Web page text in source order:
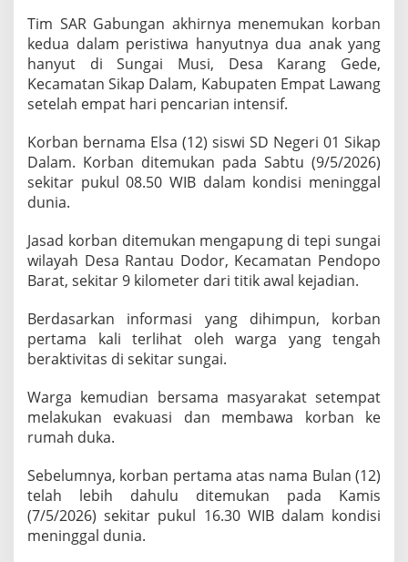
M
u
i
D
i
e
m
u
k
p
d
a
a
r
i
K
e
m
t
P
e
n
Tim SAR Gabungan akhirnya menemukan korban
kedua dalam peristiwa hanyutnya dua anak yang
hanyut di Sungai Musi, Desa Karang Gede,
Kecamatan Sikap Dalam, Kabupaten Empat Lawang
setelah empat hari pencarian intensif.
Korban bernama Elsa (12) siswi SD Negeri 01 Sikap
Dalam. Korban ditemukan pada Sabtu (9/5/2026)
sekitar pukul 08.50 WIB dalam kondisi meninggal
dunia.
Jasad korban ditemukan mengapung di tepi sungai
wilayah Desa Rantau Dodor, Kecamatan Pendopo
Barat, sekitar 9 kilometer dari titik awal kejadian.
Berdasarkan informasi yang dihimpun, korban
pertama kali terlihat oleh warga yang tengah
beraktivitas di sekitar sungai.
Warga kemudian bersama masyarakat setempat
melakukan evakuasi dan membawa korban ke
rumah duka.
Sebelumnya, korban pertama atas nama Bulan (12)
telah lebih dahulu ditemukan pada Kamis
(7/5/2026) sekitar pukul 16.30 WIB dalam kondisi
meninggal dunia.